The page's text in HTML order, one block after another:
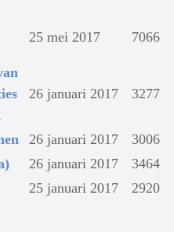
25 mei 2017 7066
26 januari 2017 3277
26 januari 2017
3006
26 januari 2017
3464
25 januari 2017
2920